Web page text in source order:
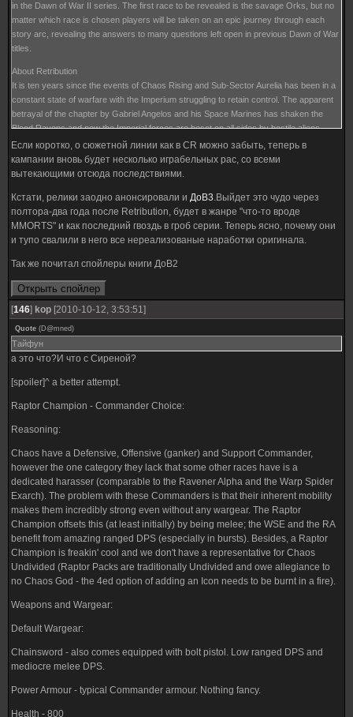
in the Dawn of War II series. The first race to be revealed is the savage Orks, but no
matter which race is chosen players will be taken on an epic journey through each
story arc, revealing the answers to many questions left open in previous Dawn of War
titles.
About Retribution
It is ten years since the events of Chaos Rising and Sub-Sector Aurelia has been in a
constant state of warfare with the Imperium struggling to retain control. The apparent
betrayal of the chapter by Gabriel Angelos and his Space Marines has shaken the
Blood Ravens and now the Imperial forces are beset on all sides by hostile aliens.
Retribution allows the player to select the race of their choosing in a battle to determine
the very survival or destruction of the entire sector.
Если коротко, о сюжетной линии как в CR можно забыть, теперь в
кампании вновь будет несколько играбельных рас, со всеми
вытекающими отсюда последствиями.
Кстати, релики заодно анонсировали и ДоВ3.Выйдет это чудо через
полтора-два года после Retribution, будет в жанре "что-то вроде
MMORTS" и как последний гвоздь в гроб серии. Теперь ясно, почему они
и тупо свалили в него все нереализованые наработки оригинала.
Так же почитал спойлеры книги ДоВ2
[146] kop [2010-10-12, 3:53:51]
Quote (D@mned)
Тайфун
а это что?И что с Сиреной?
[spoiler]^ a better attempt.
Raptor Champion - Commander Choice:
Reasoning:
Chaos have a Defensive, Offensive (ganker) and Support Commander,
however the one category they lack that some other races have is a
dedicated harasser (comparable to the Ravener Alpha and the Warp Spider
Exarch). The problem with these Commanders is that their inherent mobility
makes them incredibly strong even without any wargear. The Raptor
Champion offsets this (at least initially) by being melee; the WSE and the RA
benefit from amazing ranged DPS (especially in bursts). Besides, a Raptor
Champion is freakin' cool and we don't have a representative for Chaos
Undivided (Raptor Packs are traditionally Undivided and owe allegiance to
no Chaos God - the 4ed option of adding an Icon needs to be burnt in a fire).
Weapons and Wargear:
Default Wargear:
Chainsword - also comes equipped with bolt pistol. Low ranged DPS and
mediocre melee DPS.
Power Armour - typical Commander armour. Nothing fancy.
Health - 800